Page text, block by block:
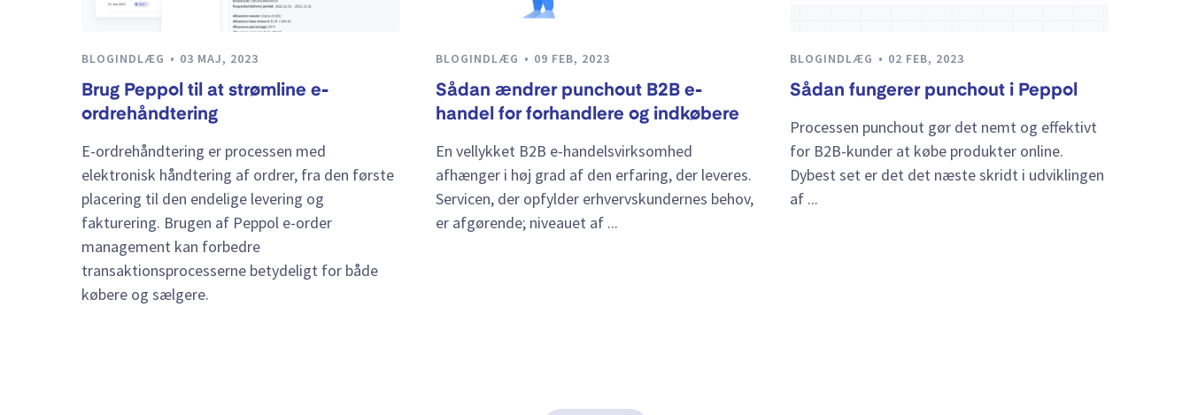
BLOGINDLÆG 03 MAJ, 2023
Brug Peppol til at strømline e-
ordrehåndtering
E-ordrehåndtering er processen med
elektronisk håndtering af ordrer, fra den første
placering til den endelige levering og
fakturering. Brugen af Peppol e-order
management kan forbedre
transaktionsprocesserne betydeligt for både
købere og sælgere.
BLOGINDLÆG 09 FEB, 2023
Sådan ændrer punchout B2B e-
handel for forhandlere og indkøbere
En vellykket B2B e-handelsvirksomhed
afhænger i høj grad af den erfaring, der leveres.
Servicen, der opfylder erhvervskundernes behov,
er afgørende; niveauet af ...
BLOGINDLÆG 02 FEB, 2023
Sådan fungerer punchout i Peppol
Processen punchout gør det nemt og effektivt
for B2B-kunder at købe produkter online.
Dybest set er det det næste skridt i udviklingen
af ...